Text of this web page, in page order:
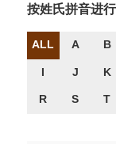
按姓氏拼音进
ALL A B
I J K
R S T